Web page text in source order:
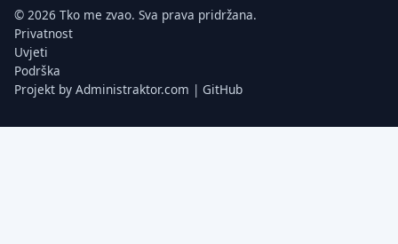
© 2026 Tko me zvao. Sva prava pridržana.
Privatnost
Uvjeti
Podrška
Projekt by Administraktor.com | GitHub